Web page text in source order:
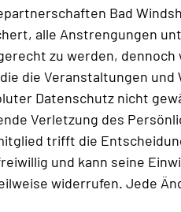
Bad
alle Anstrengungen
zu werden,
die Veranstaltungen und
Datenschutz nicht
Verletzung des
trifft die
und kann seine
widerrufen. Jede